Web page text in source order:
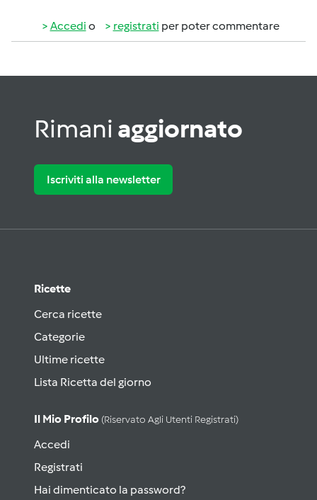
Accedi o registrati per poter commentare
Rimani aggiornato
Iscriviti alla newsletter
Ricette
Cerca ricette
Categorie
Ultime ricette
Lista Ricetta del giorno
Il Mio Profilo (riservato Agli Utenti Registrati)
Accedi
Registrati
Hai dimenticato la password?